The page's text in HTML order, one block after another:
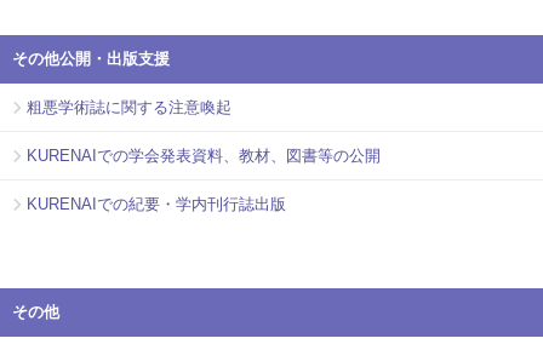
その他公開・出版支援
粗悪学術誌に関する注意喚起
KURENAIでの学会発表資料、教材、図書等の公開
KURENAIでの紀要・学内刊行誌出版
その他